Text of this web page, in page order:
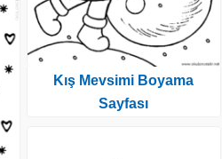
Kış Mevsimi Boyama
Sayfası